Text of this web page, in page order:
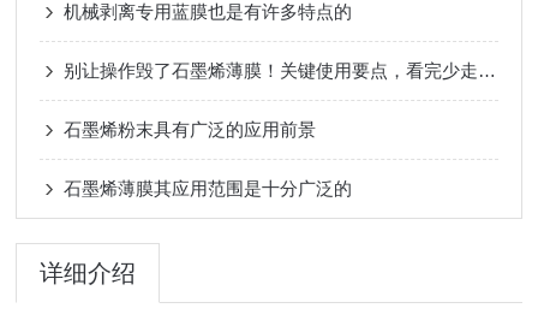
机械剥离专用蓝膜也是有许多特点的
别让操作毁了石墨烯薄膜！关键使用要点，看完少走弯路
石墨烯粉末具有广泛的应用前景
石墨烯薄膜其应用范围是十分广泛的
详细介绍